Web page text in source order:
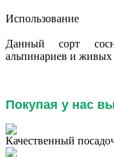
Использование
Данный сорт
альпинариев и живых
Покупая у нас
Качественный